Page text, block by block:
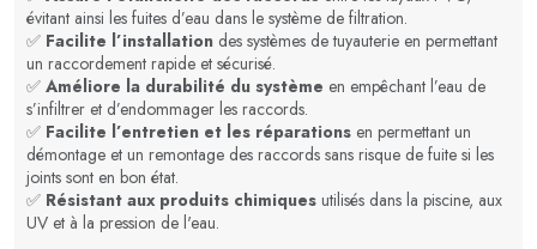
évitant ainsi les fuites d’eau dans le système de filtration.
✅ Facilite l’installation des systèmes de tuyauterie en permettant
un raccordement rapide et sécurisé.
✅ Améliore la durabilité du système en empêchant l’eau de
s’infiltrer et d’endommager les raccords.
✅ Facilite l’entretien et les réparations en permettant un
démontage et un remontage des raccords sans risque de fuite si les
joints sont en bon état.
✅ Résistant aux produits chimiques utilisés dans la piscine, aux
UV et à la pression de l'eau.